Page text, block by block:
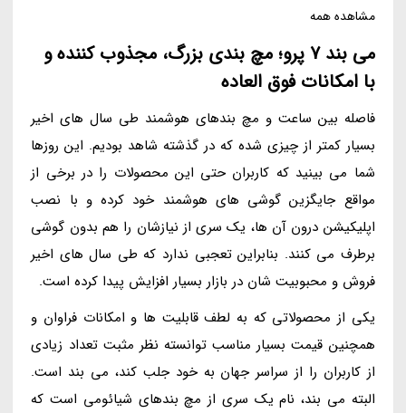
مشاهده همه
می بند 7 پرو؛ مچ بندی بزرگ، مجذوب کننده و
با امکانات فوق العاده
فاصله بین ساعت و مچ بندهای هوشمند طی سال های اخیر
بسیار کمتر از چیزی شده که در گذشته شاهد بودیم. این روزها
شما می بینید که کاربران حتی این محصولات را در برخی از
مواقع جایگزین گوشی های هوشمند خود کرده و با نصب
اپلیکیشن درون آن ها، یک سری از نیازشان را هم بدون گوشی
برطرف می کنند. بنابراین تعجبی ندارد که طی سال های اخیر
فروش و محبوبیت شان در بازار بسیار افزایش پیدا کرده است.
یکی از محصولاتی که به لطف قابلیت ها و امکانات فراوان و
همچنین قیمت بسیار مناسب توانسته نظر مثبت تعداد زیادی
از کاربران را از سراسر جهان به خود جلب کند، می بند است.
البته می بند، نام یک سری از مچ بندهای شیائومی است که